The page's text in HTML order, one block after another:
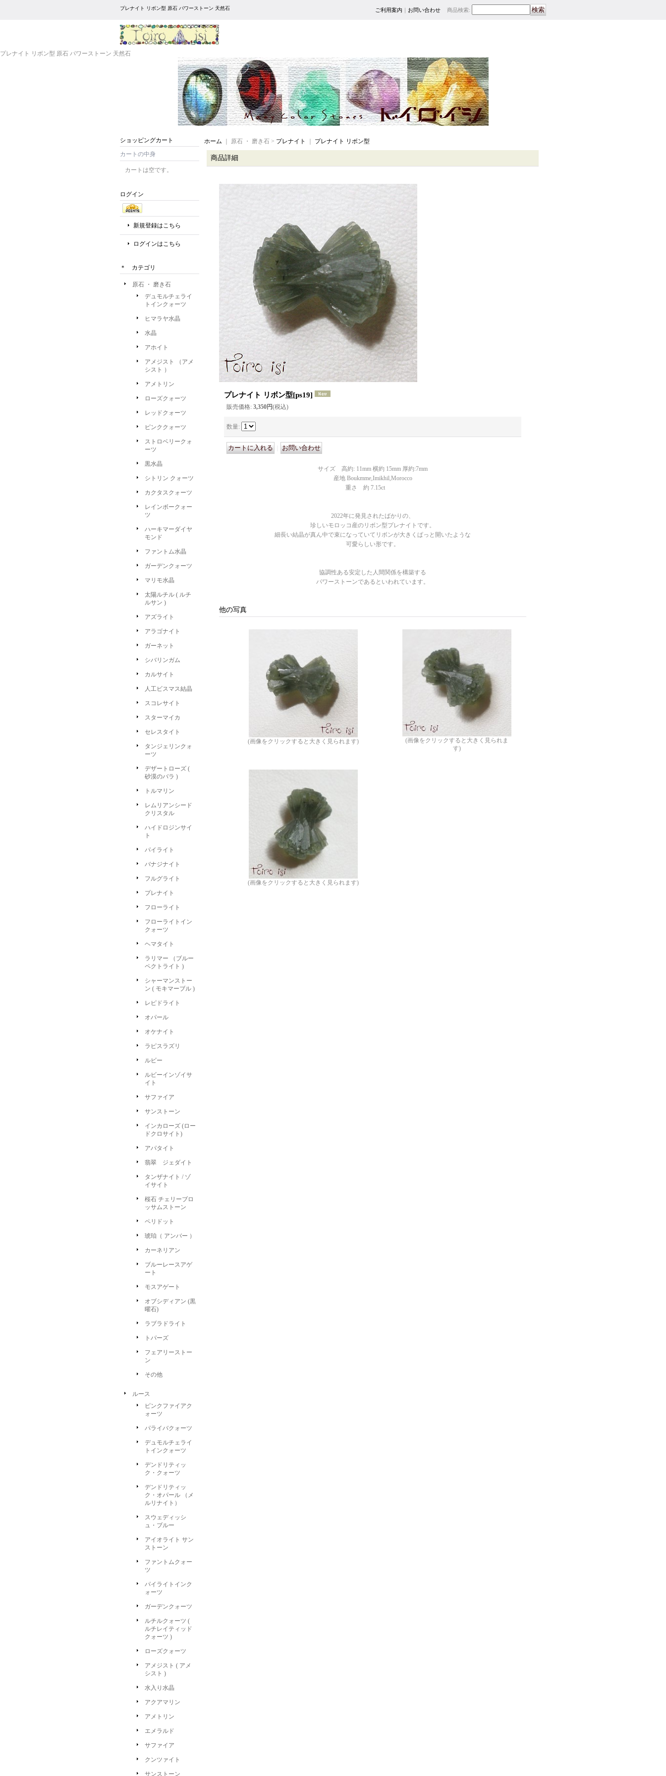
プレナイト リボン型 原石 パワーストーン 天然石
プレナイト リボン型 原石 パワーストーン 天然石 ご利用案内 ｜ お問い合わせ 商品検索:
ショッピングカート
カートの中身
カートは空です。
ログイン
新規登録はこちら
ログインはこちら
＊ カテゴリ
原石 ・ 磨き石
デュモルチェライ
トインクォーツ
ヒマラヤ水晶
水晶
アホイト
アメジスト （アメ
シスト ）
アメトリン
ローズクォーツ
レッドクォーツ
ピンククォーツ
ストロベリークォ
ーツ
黒水晶
シトリン クォーツ
カクタスクォーツ
レインボークォー
ツ
ハーキマーダイヤ
モンド
ファントム水晶
ガーデンクォーツ
マリモ水晶
太陽ルチル ( ルチ
ルサン )
アズライト
アラゴナイト
ガーネット
シバリンガム
カルサイト
人工ビスマス結晶
スコレサイト
スターマイカ
セレスタイト
タンジェリンクォ
ーツ
デザートローズ (
砂漠のバラ )
トルマリン
レムリアンシード
クリスタル
ハイドロジンサイ
ト
パイライト
バナジナイト
フルグライト
プレナイト
フローライト
フローライトイン
クォーツ
ヘマタイト
ラリマー （ブルー
ペクトライト )
シャーマンストー
ン ( モキマーブル )
レピドライト
オパール
オケナイト
ラピスラズリ
ルビー
ルビーインゾイサ
イト
サファイア
サンストーン
インカローズ (ロー
ドクロサイト)
アパタイト
翡翠 ジェダイト
タンザナイト / ゾ
イサイト
桜石 チェリーブロ
ッサムストーン
ペリドット
琥珀（ アンバー ）
カーネリアン
ブルーレースアゲ
ート
モスアゲート
オブシディアン (黒
曜石)
ラブラドライト
トパーズ
フェアリーストー
ン
その他
ルース
ピンクファイアク
ォーツ
パライバクォーツ
デュモルチェライ
トインクォーツ
デンドリティッ
ク・クォーツ
デンドリティッ
ク・オパール （メ
ルリナイト）
スウェディッシ
ュ・ブルー
アイオライト サン
ストーン
ファントムクォー
ツ
パイライトインク
ォーツ
ガーデンクォーツ
ルチルクォーツ (
ルチレイティッド
クォーツ )
ローズクォーツ
アメジスト ( アメ
シスト )
水入り水晶
アクアマリン
アメトリン
エメラルド
サファイア
クンツァイト
サンストーン
ホーム ｜ 原石 ・ 磨き石 > プレナイト プレナイト リボン型
商品詳細
プレナイト リボン型[ps19]
販売価格: 3,350円(税込)
数量:
サイズ 高約: 11mm 横約 15mm 厚約:7mm
産地 Boukmme,Imikhil,Morocco
重さ 約 7.15ct
2022年に発見されたばかりの、
珍しいモロッコ産のリボン型プレナイトです。
細長い結晶が真ん中で束になっていてリボンが大きくぱっと開いたような
可愛らしい形です。
協調性ある安定した人間関係を構築する
パワーストーンであるといわれています。
他の写真
(画像をクリックすると大きく見られます)
(画像をクリックすると大きく見られま
す)
(画像をクリックすると大きく見られます)